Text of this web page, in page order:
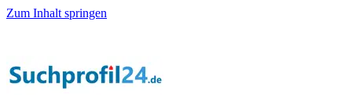
Zum Inhalt springen